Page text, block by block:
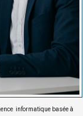
informatique basée à